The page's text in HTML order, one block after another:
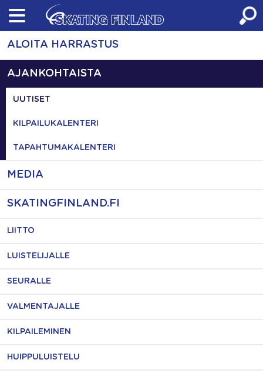
Skip
content
ALOITA HARRASTUS
AJANKOHTAISTA
UUTISET
KILPAILUKALENTERI
TAPAHTUMAKALENTERI
MEDIA
SKATINGFINLAND.FI
LIITTO
LUISTELIJALLE
SEURALLE
VALMENTAJALLE
KILPAILEMINEN
HUIPPULUISTELU